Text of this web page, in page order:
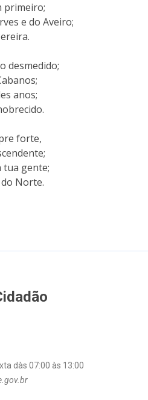
primeiro;
e do Aveiro;
desmedido;
anos;
forte,
tua gente;
Norte.
dàs 07:00 às 13:00